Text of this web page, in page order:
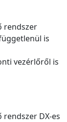
rendszer
is
vezérlőről is
DX-es